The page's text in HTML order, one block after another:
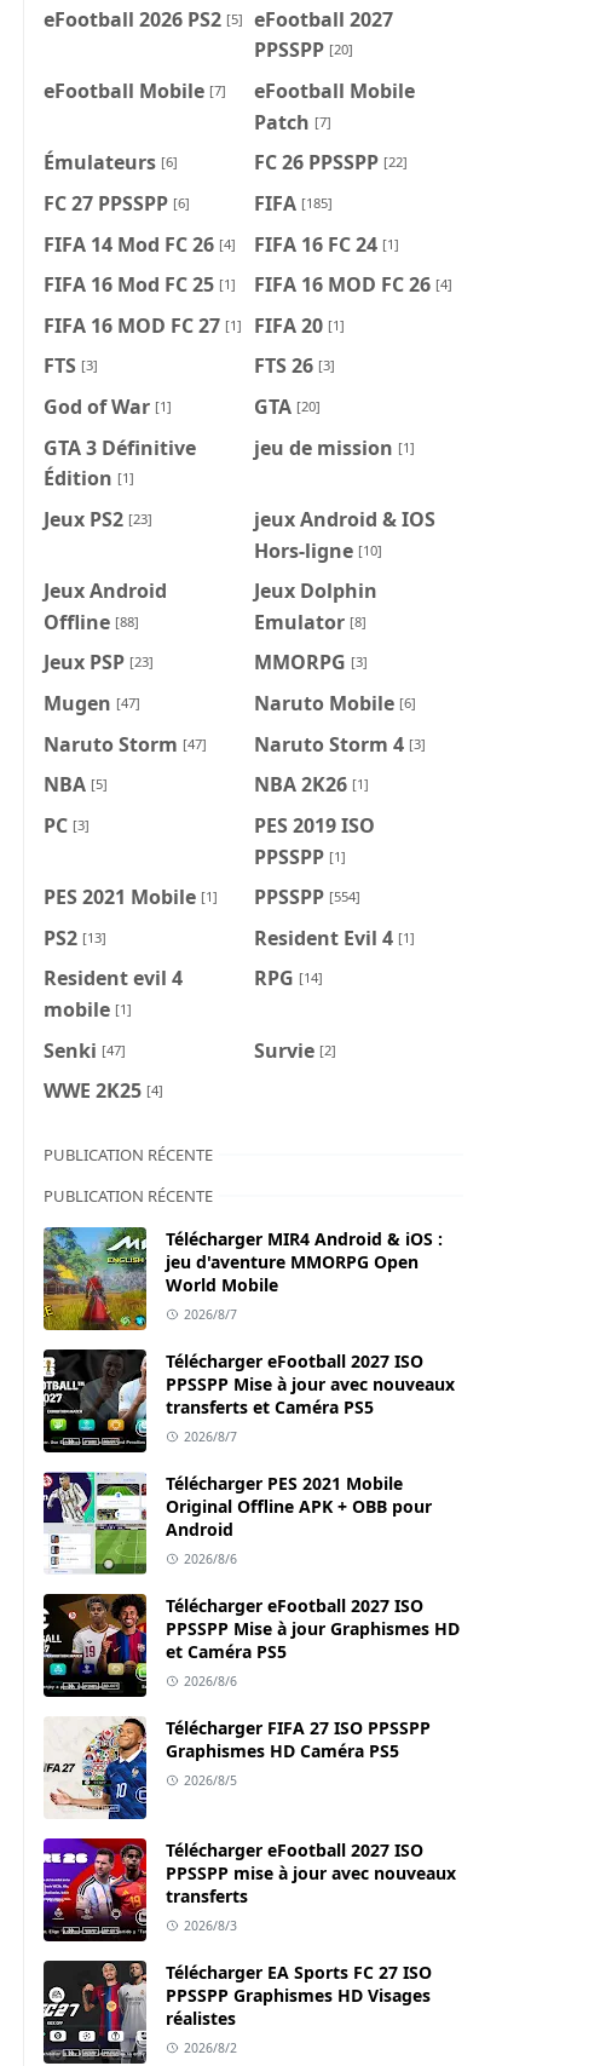
eFootball 2026 PS2 [5]
eFootball 2027
PPSSPP [20]
eFootball Mobile [7]
eFootball Mobile
Patch [7]
Émulateurs [6] FC 26 PPSSPP [22]
FC 27 PPSSPP [6] FIFA [185]
FIFA 14 Mod FC 26 [4] FIFA 16 FC 24 [1]
FIFA 16 Mod FC 25 [1] FIFA 16 MOD FC 26 [4]
FIFA 16 MOD FC 27 [1] FIFA 20 [1]
FTS [3] FTS 26 [3]
God of War [1] GTA [20]
GTA 3 Définitive
Édition [1]
jeu de mission [1]
Jeux PS2 [23]
jeux Android & IOS
Hors-ligne [10]
Jeux Android
Offline [88]
Jeux Dolphin
Emulator [8]
Jeux PSP [23] MMORPG [3]
Mugen [47] Naruto Mobile [6]
Naruto Storm [47] Naruto Storm 4 [3]
NBA [5] NBA 2K26 [1]
PC [3]
PES 2019 ISO
PPSSPP [1]
PES 2021 Mobile [1] PPSSPP [554]
PS2 [13] Resident Evil 4 [1]
Resident evil 4
mobile [1]
RPG [14]
Senki [47] Survie [2]
WWE 2K25 [4]
PUBLICATION RÉCENTE
PUBLICATION RÉCENTE
Télécharger MIR4 Android & iOS :
jeu d'aventure MMORPG Open
World Mobile
2026/8/7
Télécharger eFootball 2027 ISO
PPSSPP Mise à jour avec nouveaux
transferts et Caméra PS5
2026/8/7
Télécharger PES 2021 Mobile
Original Offline APK + OBB pour
Android
2026/8/6
Télécharger eFootball 2027 ISO
PPSSPP Mise à jour Graphismes HD
et Caméra PS5
2026/8/6
Télécharger FIFA 27 ISO PPSSPP
Graphismes HD Caméra PS5
2026/8/5
Télécharger eFootball 2027 ISO
PPSSPP mise à jour avec nouveaux
transferts
2026/8/3
Télécharger EA Sports FC 27 ISO
PPSSPP Graphismes HD Visages
réalistes
2026/8/2